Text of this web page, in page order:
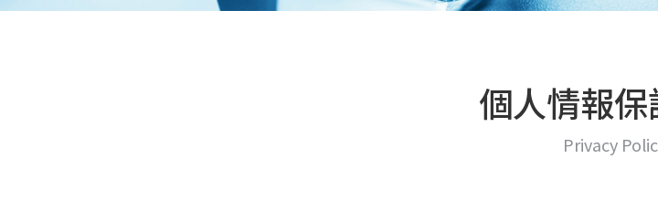
個人情報
Privacy